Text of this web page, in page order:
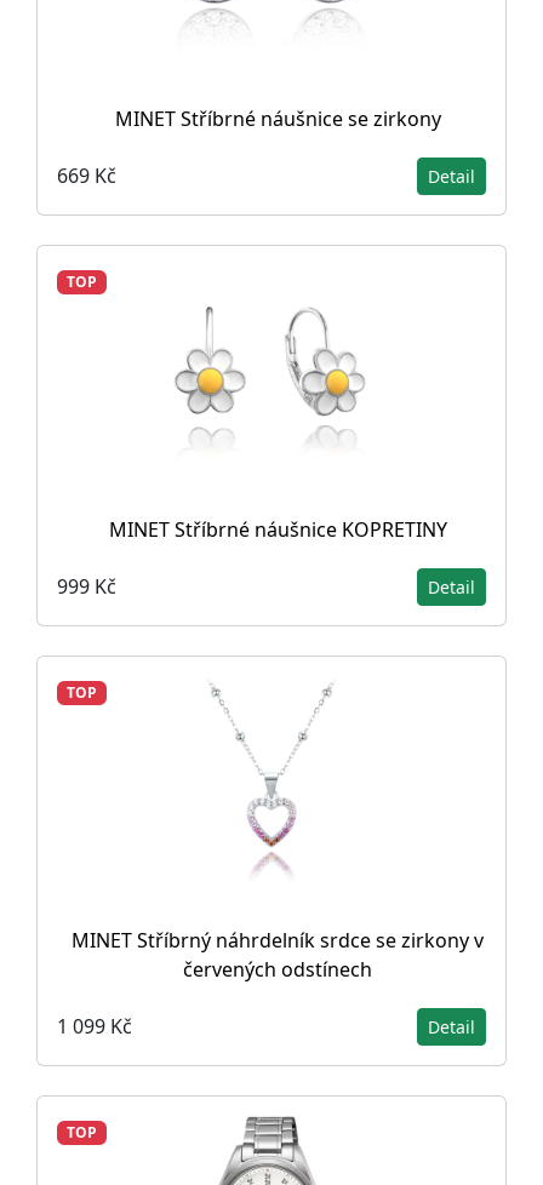
MINET Stříbrné náušnice se zirkony
669 Kč Detail
TOP
MINET Stříbrné náušnice KOPRETINY
999 Kč Detail
TOP
MINET Stříbrný náhrdelník srdce se zirkony v
červených odstínech
1 099 Kč Detail
TOP